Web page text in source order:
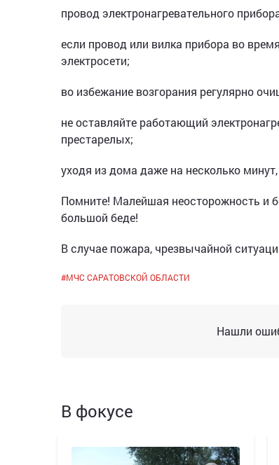
провод электронагревательного
если провод или вилка прибора во
электросети;
во избежание возгорания регулярно
не оставляйте работающий
престарелых;
уходя из дома даже на несколько
Помните! Малейшая неосторожность и
большой беде!
В случае пожара, чрезвычайной
#МЧС САРАТОВСКОЙ ОБЛАСТИ
Нашли
В фокусе